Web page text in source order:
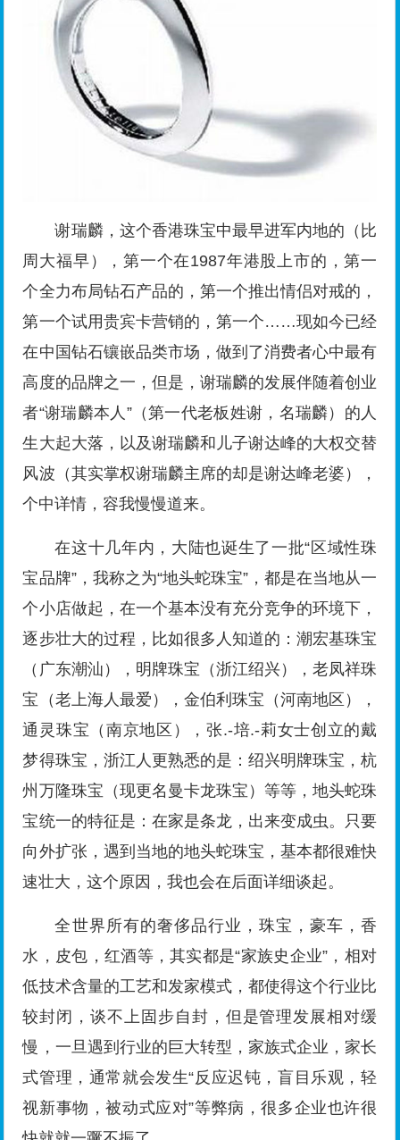
谢瑞麟，这个香港珠宝中最早进军内地的（比
周大福早），第一个在1987年港股上市的，第一
个全力布局钻石产品的，第一个推出情侣对戒的，
第一个试用贵宾卡营销的，第一个……现如今已经
在中国钻石镶嵌品类市场，做到了消费者心中最有
高度的品牌之一，但是，谢瑞麟的发展伴随着创业
者“谢瑞麟本人”（第一代老板姓谢，名瑞麟）的人
生大起大落，以及谢瑞麟和儿子谢达峰的大权交替
风波（其实掌权谢瑞麟主席的却是谢达峰老婆），
个中详情，容我慢慢道来。
在这十几年内，大陆也诞生了一批“区域性珠
宝品牌”，我称之为“地头蛇珠宝”，都是在当地从一
个小店做起，在一个基本没有充分竞争的环境下，
逐步壮大的过程，比如很多人知道的：潮宏基珠宝
（广东潮汕），明牌珠宝（浙江绍兴），老凤祥珠
宝（老上海人最爱），金伯利珠宝（河南地区），
通灵珠宝（南京地区），张.-培.-莉女士创立的戴
梦得珠宝，浙江人更熟悉的是：绍兴明牌珠宝，杭
州万隆珠宝（现更名曼卡龙珠宝）等等，地头蛇珠
宝统一的特征是：在家是条龙，出来变成虫。只要
向外扩张，遇到当地的地头蛇珠宝，基本都很难快
速壮大，这个原因，我也会在后面详细谈起。
全世界所有的奢侈品行业，珠宝，豪车，香
水，皮包，红酒等，其实都是“家族史企业”，相对
低技术含量的工艺和发家模式，都使得这个行业比
较封闭，谈不上固步自封，但是管理发展相对缓
慢，一旦遇到行业的巨大转型，家族式企业，家长
式管理，通常就会发生“反应迟钝，盲目乐观，轻
视新事物，被动式应对”等弊病，很多企业也许很